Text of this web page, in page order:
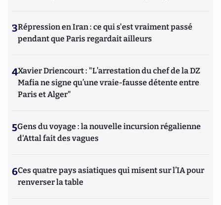
3Répression en Iran : ce qui s'est vraiment passé
pendant que Paris regardait ailleurs
4Xavier Driencourt : "L’arrestation du chef de la DZ
Mafia ne signe qu’une vraie-fausse détente entre
Paris et Alger"
5Gens du voyage : la nouvelle incursion régalienne
d'Attal fait des vagues
6Ces quatre pays asiatiques qui misent sur l’IA pour
renverser la table